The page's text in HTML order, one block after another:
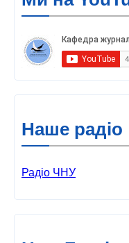
Наше радіо
Радіо ЧНУ